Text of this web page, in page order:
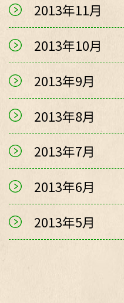
2013年11月
2013年10月
2013年9月
2013年8月
2013年7月
2013年6月
2013年5月